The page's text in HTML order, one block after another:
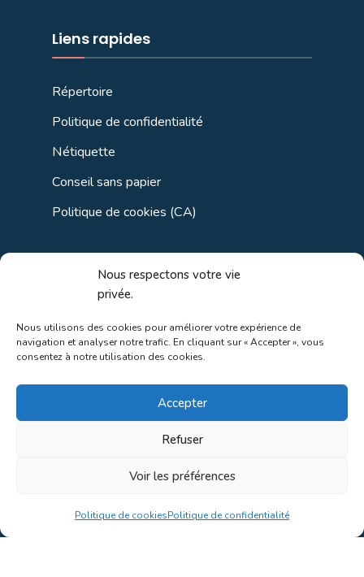
Nous respectons votre vie
privée.
Nous utilisons des cookies pour améliorer votre expérience de
navigation et analyser notre trafic. En cliquant sur « Accepter », vous
consentez à notre utilisation des cookies.
Accepter
Refuser
Voir les préférences
Politique de cookiesPolitique de confidentialité
Liens rapides
Répertoire
Politique de confidentialité
Nétiquette
Conseil sans papier
Politique de cookies (CA)
Liens utiles
Liens régionaux
Liens gouvernements
Liens touristiques
Au coeur de la nature!